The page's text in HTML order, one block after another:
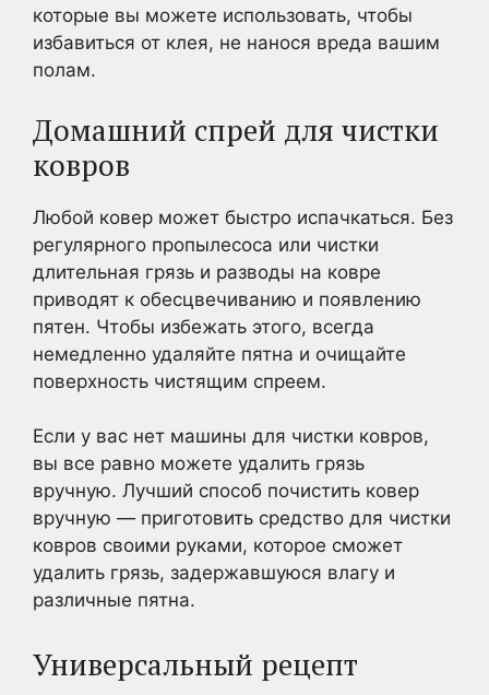
которые вы можете использовать, чтобы
избавиться от клея, не нанося вреда вашим
полам.
Домашний спрей для чистки
ковров
Любой ковер может быстро испачкаться. Без
регулярного пропылесоса или чистки
длительная грязь и разводы на ковре
приводят к обесцвечиванию и появлению
пятен. Чтобы избежать этого, всегда
немедленно удаляйте пятна и очищайте
поверхность чистящим спреем.
Если у вас нет машины для чистки ковров,
вы все равно можете удалить грязь
вручную. Лучший способ почистить ковер
вручную — приготовить средство для чистки
ковров своими руками, которое сможет
удалить грязь, задержавшуюся влагу и
различные пятна.
Универсальный рецепт